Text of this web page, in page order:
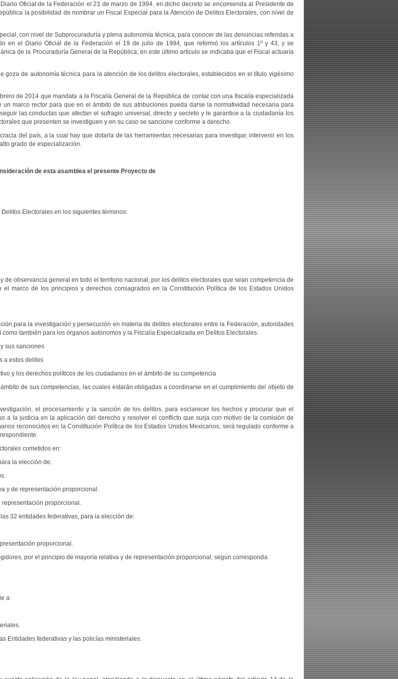
Oficial de la Federación el 23 de marzo de 1994, en dicho decreto se encomienda al Presidente de
la posibilidad de nombrar un Fiscal Especial para la Atención de Delitos Electorales, con nivel de
con nivel de Subprocuraduría y plena autonomía técnica, para conocer de las denuncias referidas a
en el Diario Oficial de la Federación el 19 de julio de 1994, que reformó los artículos 1º y 43, y se
de la Procuraduría General de la República; en este último artículo se indicaba que el Fiscal actuaría
goza de autonomía técnica para la atención de los delitos electorales, establecidos en el título vigésimo
de 2014 que mandata a la Fiscalía General de la República de contar con una fiscalía especializada
marco rector para que en el ámbito de sus atribuciones pueda darse la normatividad necesaria para
las conductas que afectan el sufragio universal, directo y secreto y le garantice a la ciudadanía los
que presenten se investiguen y en su caso se sancione conforme a derecho.
del país, a la cual hay que dotarla de las herramientas necesarias para investigar, intervenir en los
grado de especialización.
de esta asamblea el presente Proyecto de
Electorales en los siguientes términos:
de observancia general en todo el territorio nacional, por los delitos electorales que sean competencia de
marco de los principios y derechos consagrados en la Constitución Política de los Estados Unidos
para la investigación y persecución en materia de delitos electorales entre la Federación, autoridades
también para los órganos autónomos y la Fiscalía Especializada en Delitos Electorales.
sus sanciones
a estos delitos
y los derechos políticos de los ciudadanos en el ámbito de su competencia
de sus competencias, las cuales estarán obligadas a coordinarse en el cumplimiento del objeto de
el procesamiento y la sanción de los delitos, para esclarecer los hechos y procurar que el
a la justicia en la aplicación del derecho y resolver el conflicto que surja con motivo de la comisión de
reconocidos en la Constitución Política de los Estados Unidos Mexicanos, será regulado conforme a
cometidos en:
la elección de:
y de representación proporcional.
proporcional.
32 entidades federativas, para la elección de:
proporcional.
por el principio de mayoría relativa y de representación proporcional, según corresponda.
a:
Entidades federativas y las policías ministeriales.